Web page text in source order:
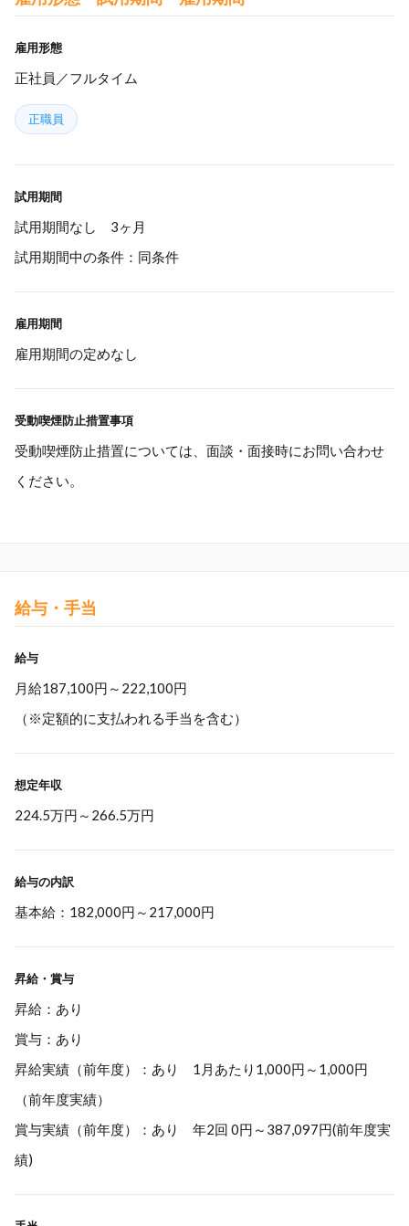
雇用形態
正社員／フルタイム
正職員
試用期間
試用期間なし 3ヶ月
試用期間中の条件：同条件
雇用期間
雇用期間の定めなし
受動喫煙防止措置事項
受動喫煙防止措置については、面談・面接時にお問い合わせ
ください。
給与・手当
給与
月給187,100円～222,100円
（※定額的に支払われる手当を含む）
想定年収
224.5万円 ～ 266.5万円
給与の内訳
基本給：182,000円～217,000円
昇給・賞与
昇給：あり
賞与：あり
昇給実績（前年度）：あり 1月あたり1,000円～1,000円
（前年度実績）
賞与実績（前年度）：あり 年2回 0円～387,097円(前年度実
績)